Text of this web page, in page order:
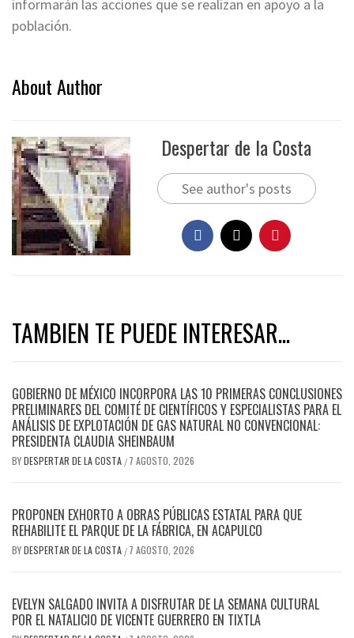
informarán las acciones que se realizan en apoyo a la
población.
About Author
Despertar de la Costa
See author's posts
TAMBIEN TE PUEDE INTERESAR...
GOBIERNO DE MÉXICO INCORPORA LAS 10 PRIMERAS CONCLUSIONES
PRELIMINARES DEL COMITÉ DE CIENTÍFICOS Y ESPECIALISTAS PARA EL
ANÁLISIS DE EXPLOTACIÓN DE GAS NATURAL NO CONVENCIONAL:
PRESIDENTA CLAUDIA SHEINBAUM
BYDESPERTAR DE LA COSTA / 7 AGOSTO, 2026
PROPONEN EXHORTO A OBRAS PÚBLICAS ESTATAL PARA QUE
REHABILITE EL PARQUE DE LA FÁBRICA, EN ACAPULCO
BYDESPERTAR DE LA COSTA / 7 AGOSTO, 2026
EVELYN SALGADO INVITA A DISFRUTAR DE LA SEMANA CULTURAL
POR EL NATALICIO DE VICENTE GUERRERO EN TIXTLA